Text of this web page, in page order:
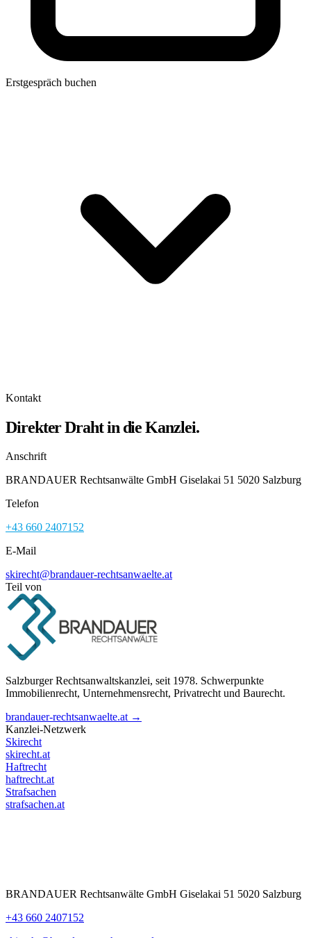
Erstgespräch buchen
Kontakt
Direkter Draht in die Kanzlei.
Anschrift
BRANDAUER Rechtsanwälte GmbH Giselakai 51 5020 Salzburg
Telefon
+43 660 2407152
E-Mail
skirecht@brandauer-rechtsanwaelte.at
Teil von
Salzburger Rechtsanwaltskanzlei, seit 1978. Schwerpunkte
Immobilienrecht, Unternehmensrecht, Privatrecht und Baurecht.
brandauer-rechtsanwaelte.at →
Kanzlei-Netzwerk
Skirecht
skirecht.at
Haftrecht
haftrecht.at
Strafsachen
strafsachen.at
BRANDAUER Rechtsanwälte GmbH Giselakai 51 5020 Salzburg
+43 660 2407152